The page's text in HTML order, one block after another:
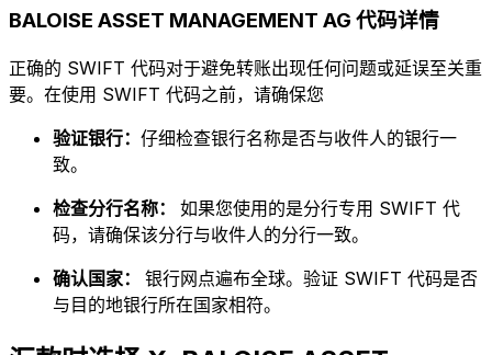
BALOISE ASSET MANAGEMENT AG 代码详情
正确的 SWIFT 代码对于避免转账出现任何问题或延误至关重
要。在使用 SWIFT 代码之前，请确保您
验证银行： 仔细检查银行名称是否与收件人的银行一
致。
检查分行名称： 如果您使用的是分行专用 SWIFT 代
码，请确保该分行与收件人的分行一致。
确认国家： 银行网点遍布全球。验证 SWIFT 代码是否
与目的地银行所在国家相符。